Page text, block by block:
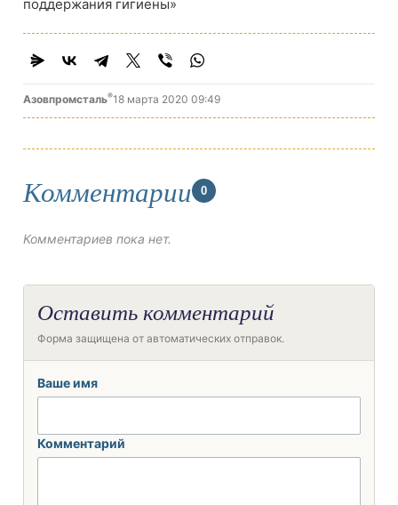
поддержания гигиены»
Азовпромсталь®18 марта 2020 09:49
Комментарии 0
Комментариев пока нет.
Оставить комментарий
Форма защищена от автоматических отправок.
Ваше имя
Комментарий